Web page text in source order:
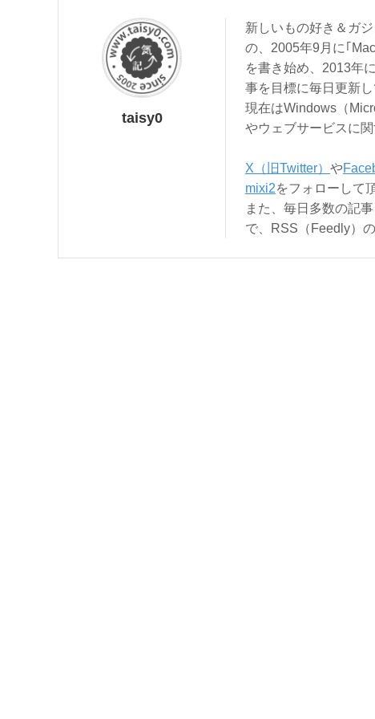
taisy0
新しいもの好き＆ガ
の、2005年9月に｢
を書き始め、2013年
事を目標に毎日更新し
現在はWindows（
やウェブサービスに
X（旧Twitter） や
mixi2をフォローして
また、毎日多数の記
で、RSS（Feedly）